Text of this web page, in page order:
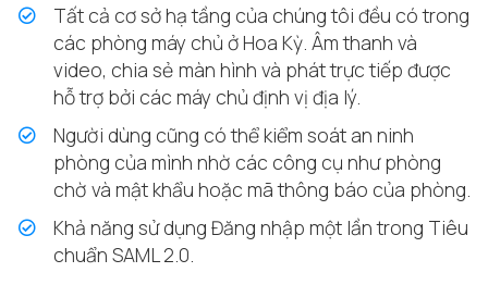
Tất cả cơ sở hạ tầng của chúng tôi đều có trong
các phòng máy chủ ở Hoa Kỳ. Âm thanh và
video, chia sẻ màn hình và phát trực tiếp được
hỗ trợ bởi các máy chủ định vị địa lý.
Người dùng cũng có thể kiểm soát an ninh
phòng của mình nhờ các công cụ như phòng
chờ và mật khẩu hoặc mã thông báo của phòng.
Khả năng sử dụng Đăng nhập một lần trong Tiêu
chuẩn SAML 2.0.